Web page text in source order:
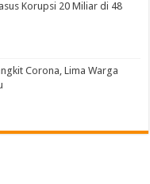
Korupsi 20 Miliar di 48
Corona, Lima Warga